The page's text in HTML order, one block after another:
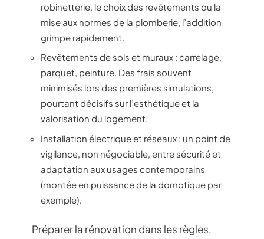
robinetterie, le choix des revêtements ou la
mise aux normes de la plomberie, l’addition
grimpe rapidement.
Revêtements de sols et muraux : carrelage,
parquet, peinture. Des frais souvent
minimisés lors des premières simulations,
pourtant décisifs sur l’esthétique et la
valorisation du logement.
Installation électrique et réseaux : un point de
vigilance, non négociable, entre sécurité et
adaptation aux usages contemporains
(montée en puissance de la domotique par
exemple).
Préparer la rénovation dans les règles,